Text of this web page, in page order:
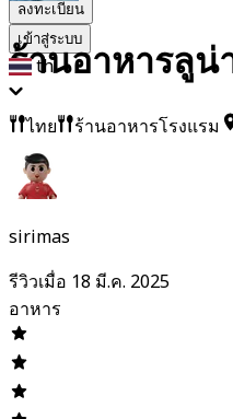
ลงทะเบียน
เข้าสู่ระบบ
th
ร้านอาหารลูน่
ไทย ร้านอาหารโรงแรม
sirimas
รีวิวเมื่อ 18 มี.ค. 2025
อาหาร